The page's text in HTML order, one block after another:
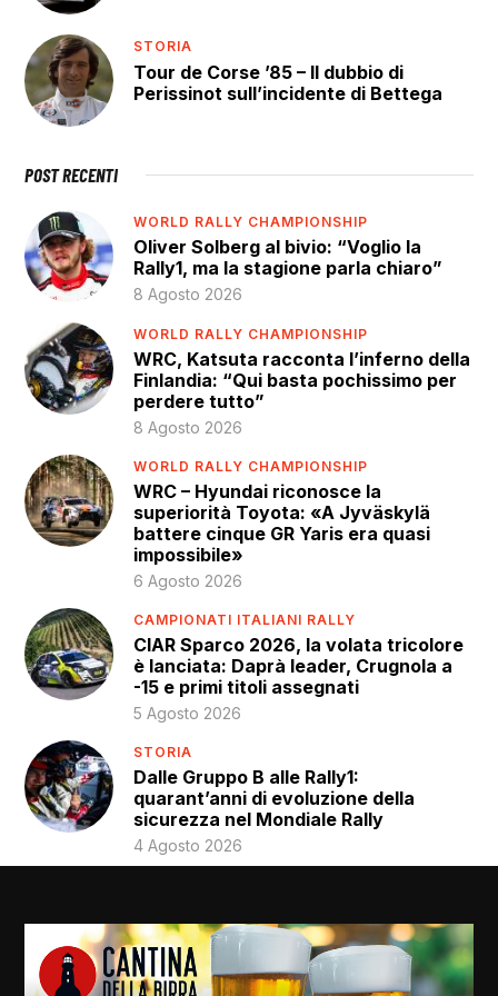
STORIA
Tour de Corse ’85 – Il dubbio di
Perissinot sull’incidente di Bettega
POST RECENTI
WORLD RALLY CHAMPIONSHIP
Oliver Solberg al bivio: “Voglio la
Rally1, ma la stagione parla chiaro”
8 Agosto 2026
WORLD RALLY CHAMPIONSHIP
WRC, Katsuta racconta l’inferno della
Finlandia: “Qui basta pochissimo per
perdere tutto”
8 Agosto 2026
WORLD RALLY CHAMPIONSHIP
WRC – Hyundai riconosce la
superiorità Toyota: «A Jyväskylä
battere cinque GR Yaris era quasi
impossibile»
6 Agosto 2026
CAMPIONATI ITALIANI RALLY
CIAR Sparco 2026, la volata tricolore
è lanciata: Daprà leader, Crugnola a
-15 e primi titoli assegnati
5 Agosto 2026
STORIA
Dalle Gruppo B alle Rally1:
quarant’anni di evoluzione della
sicurezza nel Mondiale Rally
4 Agosto 2026